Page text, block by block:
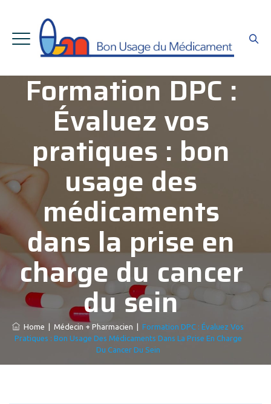
Formation DPC :
Évaluez vos
pratiques : bon
usage des
médicaments
dans la prise en
charge du cancer
du sein
Home Médecin + Pharmacien
Formation DPC : Évaluez Vos
Pratiques : Bon Usage Des Médicaments Dans La Prise En Charge
Du Cancer Du Sein